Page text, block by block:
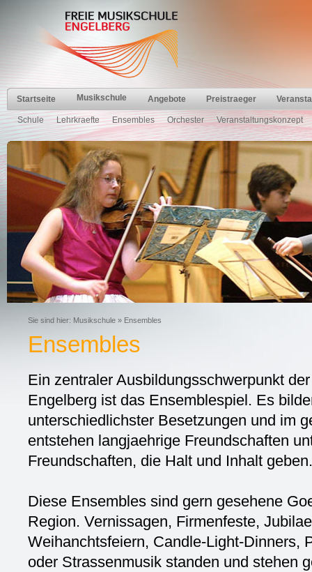
Startseite Musikschule Angebote Preistraeger
Schule Lehrkraefte Ensembles Orchester Veranstaltungskonzept
Sie sind hier: Musikschule » Ensembles
Ensembles
Ein zentraler Ausbildungsschwerpunkt
Engelberg ist das Ensemblespiel. Es
unterschiedlichster Besetzungen und im
entstehen langjaehrige Freundschaften
Freundschaften, die Halt und Inhalt geben.
Diese Ensembles sind gern gesehene
Region. Vernissagen, Firmenfeste,
Weihanchtsfeiern, Candle-Light-Dinners,
oder Strassenmusik standen und stehen